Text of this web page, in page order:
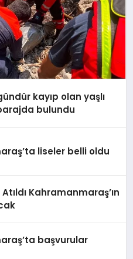
kayıp olan yaşlı
bulundu
liseler belli oldu
Kahramanmaraş’ın
başvurular